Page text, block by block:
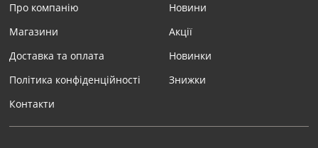
Про компанію
Магазини
Доставка та оплата
Політика конфіденційності
Контакти
Новини
Акції
Новинки
Знижки